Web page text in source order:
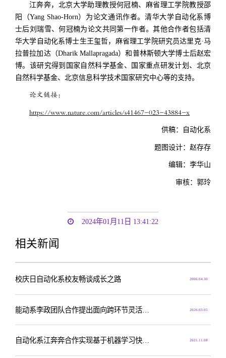
江奔奔，北京大学助理教授何冠楠、 麻省理工学院教授邵
阳（Yang Shao-Horn）为论文通讯作者。清华大学自动化系博
士后刘瑞雪、何冠楠为论文共同第一作者。其他合作者包括清
华大学自动化系博士生王玺哲，麻省理工学院研究员达里克·马
拉普拉加达（Dharik Mallapragada）和普林斯顿大学博士后赵宏
博。该研究得到国家自然科学基金、国家重点研发计划、北京
自然科学基金、北京信息科学技术国家研究中心等的支持。
论文链接：
https://www.nature.com/articles/s41467-023-43884-x
供稿：自动化系
题图设计：赵存存
编辑：李华山
审核：郭玲
2024年01月11日 13:41:22
相关新闻
2006.04.30
校庆日自动化系校友畅谈成长之路
2026.03.05
2021.11.08
自动化系江奔奔合作实现基于机器学习快速预测新能源电池快充性能